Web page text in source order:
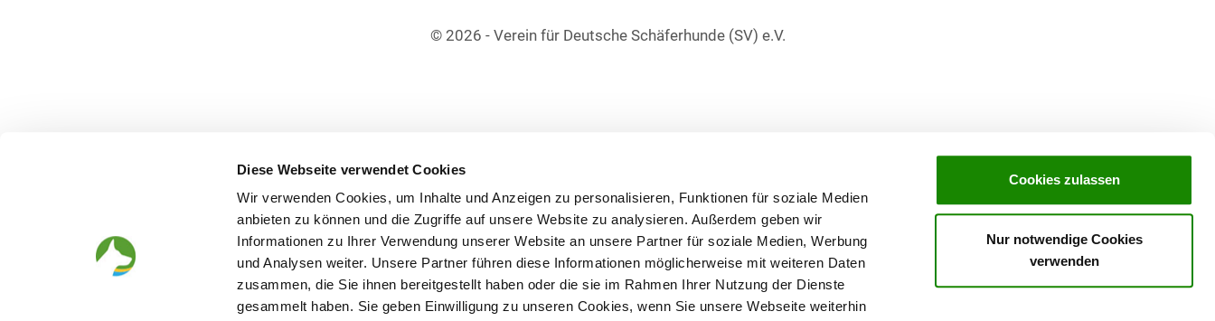
Diese Webseite verwendet Cookies
Wir verwenden Cookies, um Inhalte und Anzeigen zu personalisieren, Funktionen für soziale Medien
anbieten zu können und die Zugriffe auf unsere Website zu analysieren. Außerdem geben wir
Informationen zu Ihrer Verwendung unserer Website an unsere Partner für soziale Medien, Werbung
und Analysen weiter. Unsere Partner führen diese Informationen möglicherweise mit weiteren Daten
zusammen, die Sie ihnen bereitgestellt haben oder die sie im Rahmen Ihrer Nutzung der Dienste
gesammelt haben. Sie geben Einwilligung zu unseren Cookies, wenn Sie unsere Webseite weiterhin
Cookies zulassen
Nur notwendige Cookies
verwenden
© 2026 - Verein für Deutsche Schäferhunde (SV) e.V.